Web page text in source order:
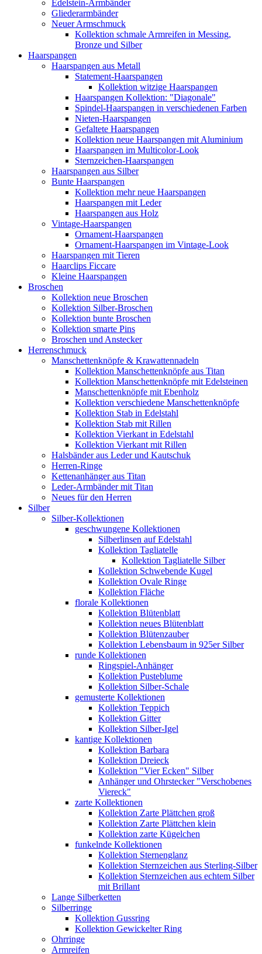
Edelstein-Armbänder
Gliederarmbänder
Neuer Armschmuck
Kollektion schmale Armreifen in Messing,
Bronze und Silber
Haarspangen
Haarspangen aus Metall
Statement-Haarspangen
Kollektion witzige Haarspangen
Haarspangen Kollektion: "Diagonale"
Spindel-Haarspangen in verschiedenen Farben
Nieten-Haarspangen
Gefaltete Haarspangen
Kollektion neue Haarspangen mit Aluminium
Haarspangen im Multicolor-Look
Sternzeichen-Haarspangen
Haarspangen aus Silber
Bunte Haarspangen
Kollektion mehr neue Haarspangen
Haarspangen mit Leder
Haarspangen aus Holz
Vintage-Haarspangen
Ornament-Haarspangen
Ornament-Haarspangen im Vintage-Look
Haarspangen mit Tieren
Haarclips Ficcare
Kleine Haarspangen
Broschen
Kollektion neue Broschen
Kollektion Silber-Broschen
Kollektion bunte Broschen
Kollektion smarte Pins
Broschen und Anstecker
Herrenschmuck
Manschettenknöpfe & Krawattennadeln
Kollektion Manschettenknöpfe aus Titan
Kollektion Manschettenknöpfe mit Edelsteinen
Manschettenknöpfe mit Ebenholz
Kollektion verschiedene Manschettenknöpfe
Kollektion Stab in Edelstahl
Kollektion Stab mit Rillen
Kollektion Vierkant in Edelstahl
Kollektion Vierkant mit Rillen
Halsbänder aus Leder und Kautschuk
Herren-Ringe
Kettenanhänger aus Titan
Leder-Armbänder mit Titan
Neues für den Herren
Silber
Silber-Kollektionen
geschwungene Kollektionen
Silberlinsen auf Edelstahl
Kollektion Tagliatelle
Kollektion Tagliatelle Silber
Kollektion Schwebende Kugel
Kollektion Ovale Ringe
Kollektion Fläche
florale Kollektionen
Kollektion Blütenblatt
Kollektion neues Blütenblatt
Kollektion Blütenzauber
Kollektion Lebensbaum in 925er Silber
runde Kollektionen
Ringspiel-Anhänger
Kollektion Pusteblume
Kollektion Silber-Schale
gemusterte Kollektionen
Kollektion Teppich
Kollektion Gitter
Kollektion Silber-Igel
kantige Kollektionen
Kollektion Barbara
Kollektion Dreieck
Kollektion "Vier Ecken" Silber
Anhänger und Ohrstecker "Verschobenes
Viereck"
zarte Kollektionen
Kollektion Zarte Plättchen groß
Kollektion Zarte Plättchen klein
Kollektion zarte Kügelchen
funkelnde Kollektionen
Kollektion Sternenglanz
Kollektion Sternzeichen aus Sterling-Silber
Kollektion Sternzeichen aus echtem Silber
mit Brillant
Lange Silberketten
Silberringe
Kollektion Gussring
Kollektion Gewickelter Ring
Ohrringe
Armreifen